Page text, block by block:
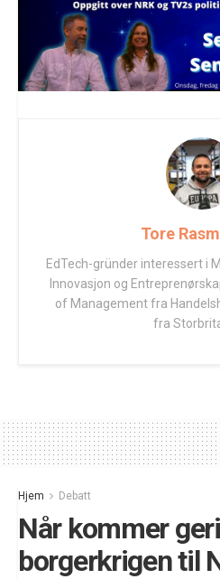
Tore
EdTech-gründer interessert i
Innovasjon og
of Management fra
fra
Hjem Debatt
Når kommer
borgerkrigen til